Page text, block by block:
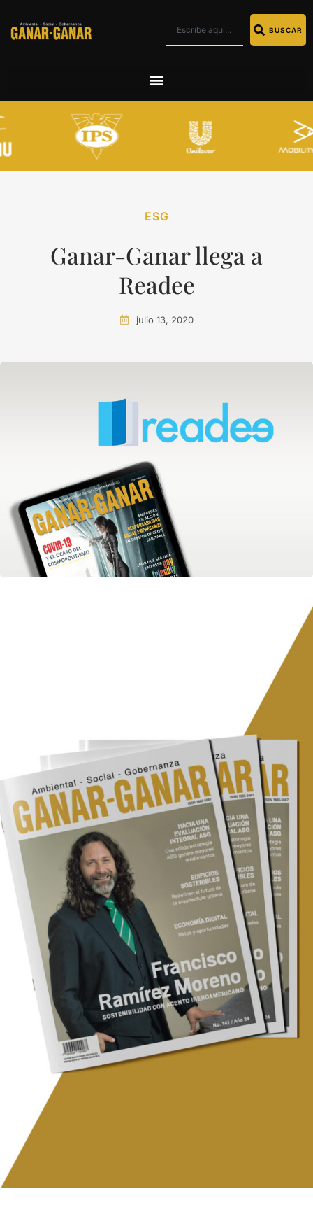
BUSCAR
ESG
Ganar-Ganar llega a
Readee
julio 13, 2020